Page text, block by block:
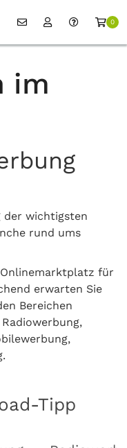
0
im
der wichtigsten
rund ums
für
erwarten Sie
Bereichen
Tipp